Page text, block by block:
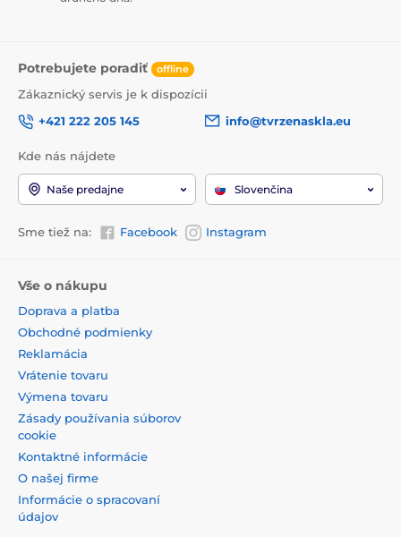
Potrebujete poradiť offline
Zákaznický servis je k dispozícii
+421 222 205 145
info@tvrzenaskla.eu
Kde nás nájdete
Naše predajne Slovenčina
Sme tiež na: Facebook Instagram
Vše o nákupu
Doprava a platba
Obchodné podmienky
Reklamácia
Vrátenie tovaru
Výmena tovaru
Zásady používania súborov
cookie
Kontaktné informácie
O našej firme
Informácie o spracovaní
údajov